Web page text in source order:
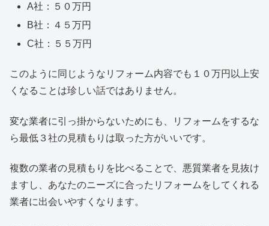
A社：５０万円
B社：４５万円
C社：５５万円
このように同じようなリフォーム内容でも１０万円以上安
くなることは珍しい話ではありません。
変な業者に引っ掛からないためにも、リフォームをするな
ら最低３社の見積もりは取った方がいいです。
複数の業者の見積もりを比べることで、悪質業者を見抜け
ますし、あなたのニーズに合ったリフォームをしてくれる
業者に出会いやすくなります。